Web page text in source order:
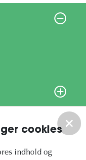
cookies
indhold og